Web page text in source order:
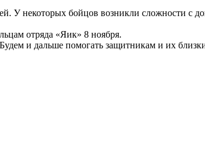
У некоторых бойцов возникли сложности с
отряда «Яик» 8 ноября.
и дальше помогать защитникам и их